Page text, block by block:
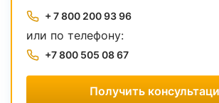
+ 7 800 200 93 96
или по телефону:
+7 800 505 08 67
Получить